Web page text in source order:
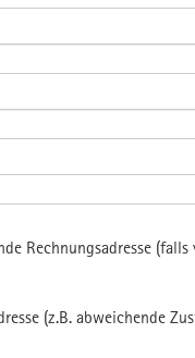
Rechnungsadresse
(z.B. abweichende